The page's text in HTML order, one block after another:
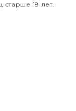
старше 18 лет.